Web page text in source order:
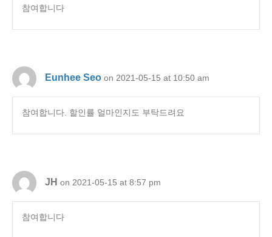
참여합니다
Eunhee Seo on 2021-05-15 at 10:50 am
참여합니다. 할인률 얼마인지도 부탁드려요
JH on 2021-05-15 at 8:57 pm
참여합니다